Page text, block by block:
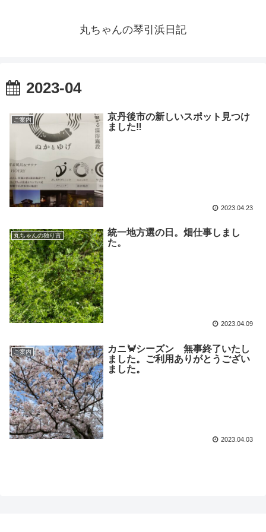
丸ちゃんの琴引浜日記
2023-04
ご案内
京丹後市の新しいスポット見つけ
ました‼️
2023.04.23
丸ちゃんの独り言
統一地方選の日。畑仕事しまし
た。
2023.04.09
ご案内
カニ🦀シーズン 無事終了いたし
ました。ご利用ありがとうござい
ました。
2023.04.03